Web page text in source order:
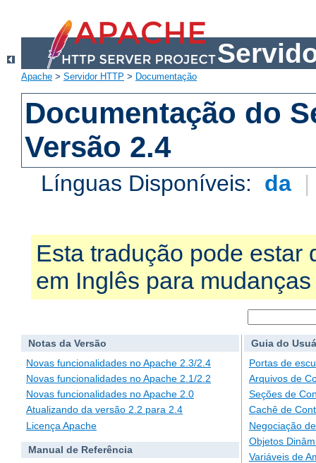
Apache > Servidor HTTP > Documentação
Documentação do
Versão 2.4
Línguas Disponíveis: da |
Esta tradução pode estar
em Inglês para
Notas da Versão
Novas funcionalidades no Apache 2.3/2.4
Novas funcionalidades no Apache 2.1/2.2
Novas funcionalidades no Apache 2.0
Atualizando da versão 2.2 para 2.4
Licença Apache
Manual de Referência
Guia do
Portas de
Arquivos de
Seções de
Cachê de
Negociação
Objetos
Variáveis de